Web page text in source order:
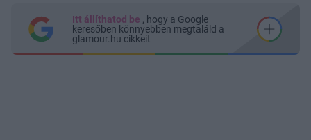
Itt állíthatod be , hogy a Google
keresőben könnyebben megtaláld a
glamour.hu cikkeit